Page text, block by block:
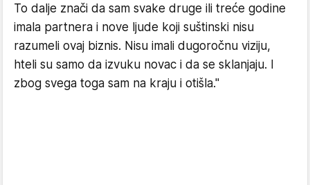
To dalje znači da sam svake druge ili treće godine
imala partnera i nove ljude koji suštinski nisu
razumeli ovaj biznis. Nisu imali dugoročnu viziju,
hteli su samo da izvuku novac i da se sklanjaju. I
zbog svega toga sam na kraju i otišla."